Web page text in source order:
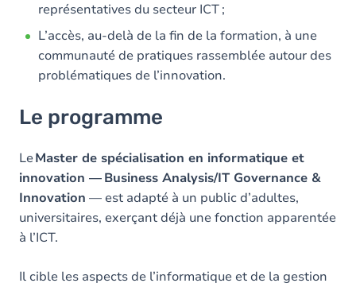
représentatives du secteur ICT ;
L’accès, au-delà de la fin de la formation, à une
communauté de pratiques rassemblée autour des
problématiques de l’innovation.
Le programme
LeMaster de spécialisation en informatique et
innovation — Business Analysis/IT Governance &
Innovation — est adapté à un public d’adultes,
universitaires, exerçant déjà une fonction apparentée
à l’ICT.
Il cible les aspects de l’informatique et de la gestion